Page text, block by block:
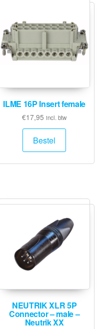
ILME 16P Insert female
€17,95 incl. btw
Bestel
NEUTRIK XLR 5P
Connector – male –
Neutrik XX